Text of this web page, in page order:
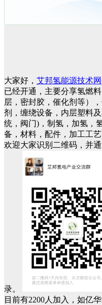
大家好， 艾邦氢能源技术网
已经开通，主要分享氢燃
层，密封胶，催化剂等）
剂，缠绕设备，内层塑料
统，阀门)，制氢，加氢，
备，材料，配件，加工工
欢迎大家识别二维码，并
录。
目前有2200人加入，如亿